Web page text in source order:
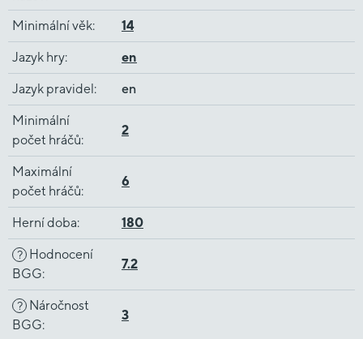
Minimální věk: 14
Jazyk hry: en
Jazyk pravidel: en
Minimální
počet hráčů:
2
Maximální
počet hráčů:
6
Herní doba: 180
? Hodnocení
BGG:
7.2
? Náročnost
BGG:
3